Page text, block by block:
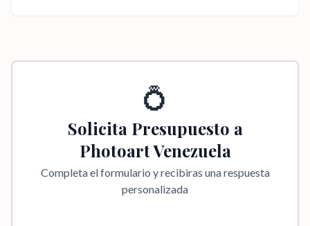
💍
Solicita Presupuesto a
Photoart Venezuela
Completa el formulario y recibiras una respuesta
personalizada